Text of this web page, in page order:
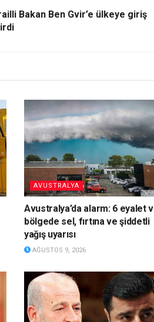
Bakan Ben Gvir’e ülkeye giriş
AVUSTRALYA
Avustralya’da alarm: 6 eyalet
bölgede sel, fırtına ve şiddetli
yağış uyarısı
AĞUSTOS 9, 2026